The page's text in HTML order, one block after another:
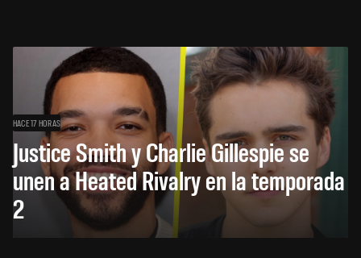
HACE 17 HORAS
Justice Smith y Charlie Gillespie se
unen a Heated Rivalry en la temporada
2